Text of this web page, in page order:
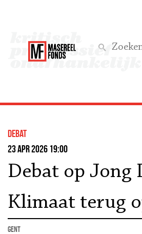
Wat we
Aktief
debat
23 apr 2026 19:00
Debat op Jong
Klimaat terug
Gent